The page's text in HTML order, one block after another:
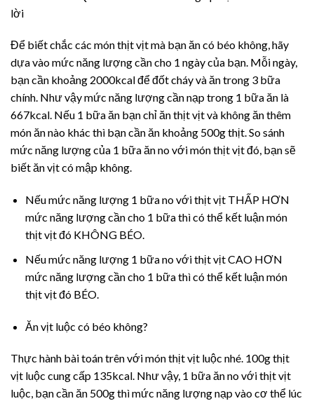
lời
Để biết chắc các món thịt vịt mà bạn ăn có béo không, hãy
dựa vào mức năng lượng cần cho 1 ngày của bạn. Mỗi ngày,
bạn cần khoảng 2000kcal để đốt cháy và ăn trong 3 bữa
chính. Như vậy mức năng lượng cần nạp trong 1 bữa ăn là
667kcal. Nếu 1 bữa ăn bạn chỉ ăn thịt vịt và không ăn thêm
món ăn nào khác thì bạn cần ăn khoảng 500g thịt. So sánh
mức năng lượng của 1 bữa ăn no với món thịt vịt đó, bạn sẽ
biết ăn vịt có mập không.
Nếu mức năng lượng 1 bữa no với thịt vịt THẤP HƠN
mức năng lượng cần cho 1 bữa thì có thể kết luận món
thịt vịt đó KHÔNG BÉO.
Nếu mức năng lượng 1 bữa no với thịt vịt CAO HƠN
mức năng lượng cần cho 1 bữa thì có thể kết luận món
thịt vịt đó BÉO.
Ăn vịt luộc có béo không?
Thực hành bài toán trên với món thịt vịt luộc nhé. 100g thịt
vịt luộc cung cấp 135kcal. Như vậy, 1 bữa ăn no với thịt vịt
luộc, bạn cần ăn 500g thì mức năng lượng nạp vào cơ thể lúc